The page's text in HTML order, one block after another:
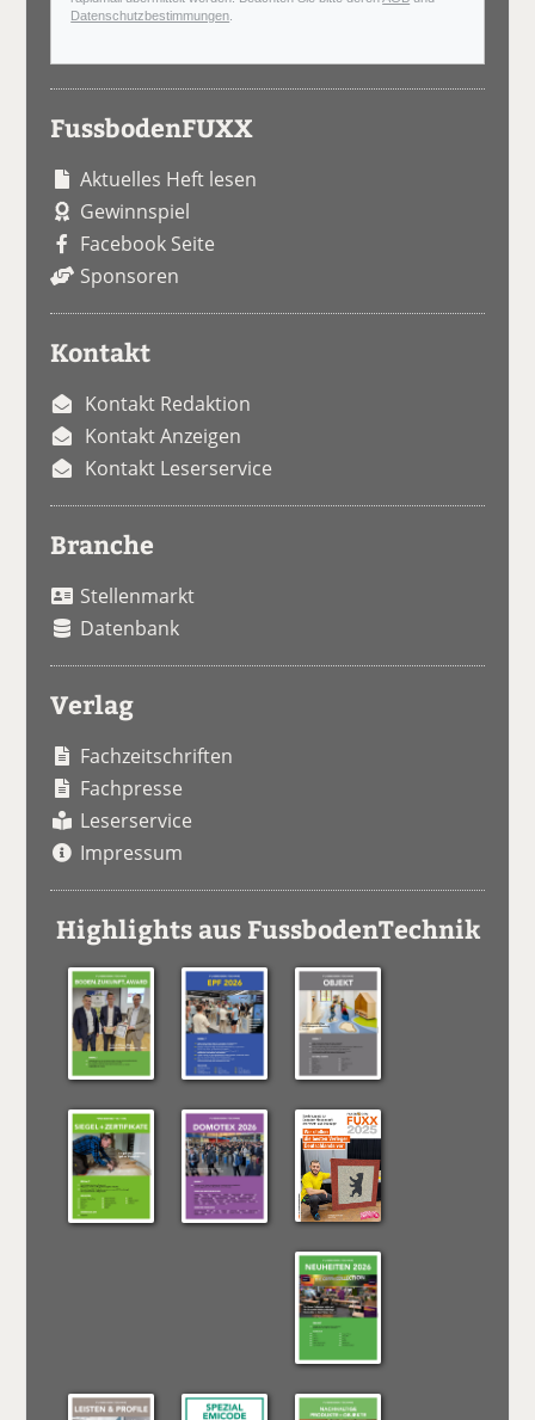
Datenschutzbestimmungen
FussbodenFUXX
Aktuelles Heft lesen
Gewinnspiel
Facebook Seite
Sponsoren
Kontakt
Kontakt Redaktion
Kontakt Anzeigen
Kontakt Leserservice
Branche
Stellenmarkt
Datenbank
Verlag
Fachzeitschriften
Fachpresse
Leserservice
Impressum
Highlights aus FussbodenTechnik